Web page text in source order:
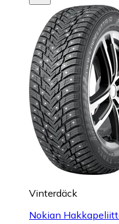
Vinterdäck
Nokian